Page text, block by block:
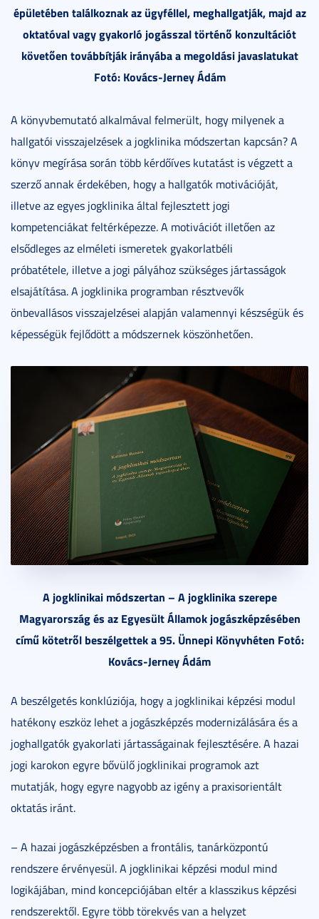
épületében találkoznak az ügyféllel, meghallgatják, majd az
oktatóval vagy gyakorló jogásszal történő konzultációt
követően továbbítják irányába a megoldási javaslatukat
Fotó: Kovács-Jerney Ádám
A könyvbemutató alkalmával felmerült, hogy milyenek a
hallgatói visszajelzések a jogklinika módszertan kapcsán? A
könyv megírása során több kérdőíves kutatást is végzett a
szerző annak érdekében, hogy a hallgatók motivációját,
illetve az egyes jogklinika által fejlesztett jogi
kompetenciákat feltérképezze. A motivációt illetően az
elsődleges az elméleti ismeretek gyakorlatbéli
próbatétele, illetve a jogi pályához szükséges jártasságok
elsajátítása. A jogklinika programban résztvevők
önbevallásos visszajelzései alapján valamennyi készségük és
képességük fejlődött a módszernek köszönhetően.
A jogklinikai módszertan – A jogklinika szerepe
Magyarország és az Egyesült Államok jogászképzésében
című kötetről beszélgettek a 95. Ünnepi Könyvhéten Fotó:
Kovács-Jerney Ádám
A beszélgetés konklúziója, hogy a jogklinikai képzési modul
hatékony eszköz lehet a jogászképzés modernizálására és a
joghallgatók gyakorlati jártasságainak fejlesztésére. A hazai
jogi karokon egyre bővülő jogklinikai programok azt
mutatják, hogy egyre nagyobb az igény a praxisorientált
oktatás iránt.
– A hazai jogászképzésben a frontális, tanárközpontú
rendszere érvényesül. A jogklinikai képzési modul mind
logikájában, mind koncepciójában eltér a klasszikus képzési
rendszerektől. Egyre több törekvés van a helyzet